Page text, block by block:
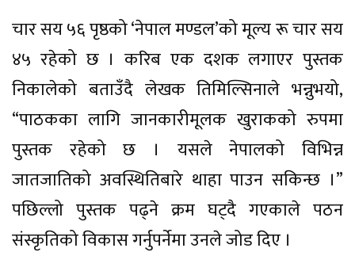
चार सय ५६ पृष्ठको ‘नेपाल मण्डल’को मूल्य रू चार सय
४५ रहेको छ । करिब एक दशक लगाएर पुस्तक
निकालेको बताउँदै लेखक तिमिल्सिनाले भन्नुभयो,
“पाठकका लागि जानकारीमूलक खुराकको रुपमा
पुस्तक रहेको छ । यसले नेपालको विभिन्न
जातजातिको अवस्थितिबारे थाहा पाउन सकिन्छ ।”
पछिल्लो पुस्तक पढ्ने क्रम घट्दै गएकाले पठन
संस्कृतिको विकास गर्नुपर्नेमा उनले जोड दिए ।